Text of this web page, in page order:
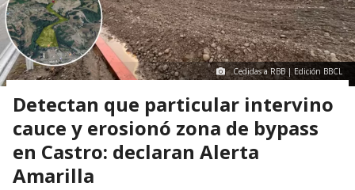
Cedidas a RBB | Edición BBCL
Detectan que particular intervino
cauce y erosionó zona de bypass
en Castro: declaran Alerta
Amarilla